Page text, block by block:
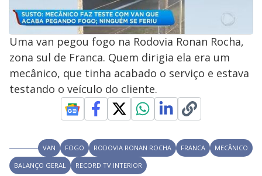
Uma van pegou fogo na Rodovia Ronan Rocha,
zona sul de Franca. Quem dirigia ela era um
mecânico, que tinha acabado o serviço e estava
testando o veículo do cliente.
VAN FOGO RODOVIA RONAN ROCHA FRANCA
MECÂNICO
BALANÇO GERAL
RECORD TV INTERIOR